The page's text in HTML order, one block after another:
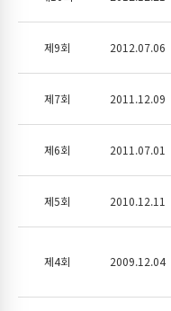
제9회 2012.07.06
제7회 2011.12.09
제6회 2011.07.01
제5회 2010.12.11
제4회 2009.12.04